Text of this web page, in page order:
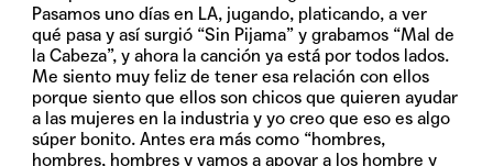
Pasamos uno días en LA, jugando, platicando, a ver
qué pasa y así surgió “Sin Pijama” y grabamos “Mal de
la Cabeza”, y ahora la canción ya está por todos lados.
Me siento muy feliz de tener esa relación con ellos
porque siento que ellos son chicos que quieren ayudar
a las mujeres en la industria y yo creo que eso es algo
súper bonito. Antes era más como “hombres,
hombres, hombres y vamos a apoyar a los hombre y